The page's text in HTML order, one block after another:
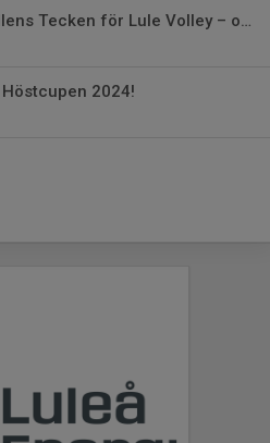
Oktober i Volleybollens Tecken för Lule Volley – och November ser lika lova
2024!